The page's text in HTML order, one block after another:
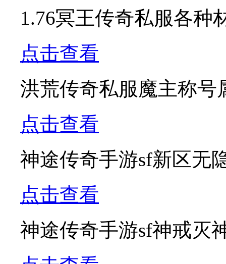
1.76冥王传奇私服各种
点击查看
洪荒传奇私服魔主称号
点击查看
神途传奇手游sf新区无
点击查看
神途传奇手游sf神戒灭